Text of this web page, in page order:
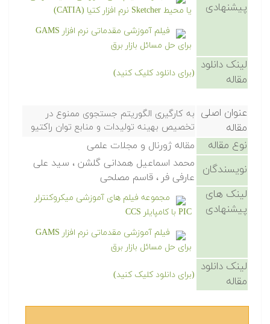
پیشنهادی
یا محیط Sketcher نرم افزار کتیا (CATIA)
فیلم آموزشی مقدماتی نرم افزار GAMS
برای حل مسائل بازار برق
لینک دانلود
مقاله
(برای دانلود کلیک کنید)
عنوان اصلی
مقاله
به کارگیری الگوریتم جستجوی ممنوع در
تخصیص بهینه تولیدات و منابع توان راکتیو
نوع مقاله مقاله ژورنال و مجلات علمی
نویسندگان
محمد اسماعیل همدانی گلشن ، سید علی
عارفی فر ، قاسم مصلحی
لینک های
پیشنهادی
مجموعه فیلم های آموزشی میکروکنترلر
PIC با کامپایلر CCS
فیلم آموزشی مقدماتی نرم افزار GAMS
برای حل مسائل بازار برق
لینک دانلود
مقاله
(برای دانلود کلیک کنید)